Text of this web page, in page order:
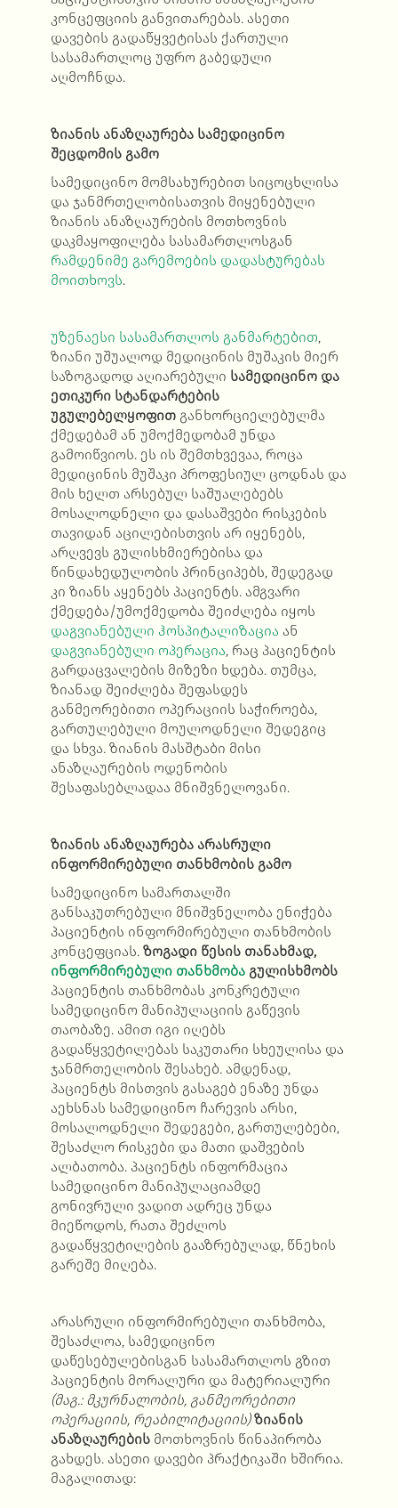
კონცეფციის განვითარებას. ასეთი
დავების გადაწყვეტისას ქართული
სასამართლოც უფრო გაბედული
აღმოჩნდა.
ზიანის ანაზღაურება სამედიცინო
შეცდომის გამო
სამედიცინო მომსახურებით სიცოცხლისა
და ჯანმრთელობისათვის მიყენებული
ზიანის ანაზღაურების მოთხოვნის
დაკმაყოფილება სასამართლოსგან
რამდენიმე გარემოების დადასტურებას
მოითხოვს.
უზენაესი სასამართლოს განმარტებით,
ზიანი უშუალოდ მედიცინის მუშაკის მიერ
საზოგადოდ აღიარებული სამედიცინო და
ეთიკური სტანდარტების
უგულებელყოფითგანხორციელებულმა
ქმედებამ ან უმოქმედობამ უნდა
გამოიწვიოს. ეს ის შემთხვევაა, როცა
მედიცინის მუშაკი პროფესიულ ცოდნას და
მის ხელთ არსებულ საშუალებებს
მოსალოდნელი და დასაშვები რისკების
თავიდან აცილებისთვის არ იყენებს,
არღვევს გულისხმიერებისა და
წინდახედულობის პრინციპებს, შედეგად
კი ზიანს აყენებს პაციენტს. ამგვარი
ქმედება/უმოქმედობა შეიძლება იყოს
დაგვიანებული ჰოსპიტალიზაცია ან
დაგვიანებული ოპერაცია, რაც პაციენტის
გარდაცვალების მიზეზი ხდება. თუმცა,
ზიანად შეიძლება შეფასდეს
განმეორებითი ოპერაციის საჭიროება,
გართულებული მოულოდნელი შედეგიც
და სხვა. ზიანის მასშტაბი მისი
ანაზღაურების ოდენობის
შესაფასებლადაა მნიშვნელოვანი.
ზიანის ანაზღაურება არასრული
ინფორმირებული თანხმობის გამო
სამედიცინო სამართალში
განსაკუთრებული მნიშვნელობა ენიჭება
პაციენტის ინფორმირებული თანხმობის
კონცეფციას. ზოგადი წესის თანახმად,
ინფორმირებული თანხმობაგულისხმობს
პაციენტის თანხმობას კონკრეტული
სამედიცინო მანიპულაციის გაწევის
თაობაზე. ამით იგი იღებს
გადაწყვეტილებას საკუთარი სხეულისა და
ჯანმრთელობის შესახებ. ამდენად,
პაციენტს მისთვის გასაგებ ენაზე უნდა
აეხსნას სამედიცინო ჩარევის არსი,
მოსალოდნელი შედეგები, გართულებები,
შესაძლო რისკები და მათი დაშვების
ალბათობა. პაციენტს ინფორმაცია
სამედიცინო მანიპულაციამდე
გონივრული ვადით ადრეც უნდა
მიეწოდოს, რათა შეძლოს
გადაწყვეტილების გააზრებულად, წნეხის
გარეშე მიღება.
არასრული ინფორმირებული თანხმობა,
შესაძლოა, სამედიცინო
დაწესებულებისგან სასამართლოს გზით
პაციენტის მორალური და მატერიალური
(მაგ.: მკურნალობის, განმეორებითი
ოპერაციის, რეაბილიტაციის)ზიანის
ანაზღაურებისმოთხოვნის წინაპირობა
გახდეს. ასეთი დავები პრაქტიკაში ხშირია.
მაგალითად: